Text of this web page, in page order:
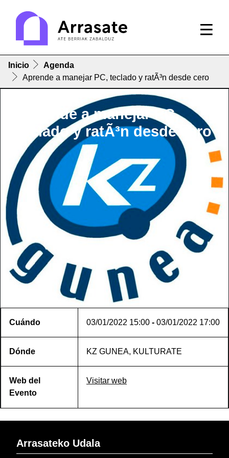
Inicio
Agenda
Aprende a manejar PC, teclado y ratÃ³n desde cero
Aprende a manejar PC,
teclado y ratÃ³n desde cero
Cuándo 03/01/2022 15:00 - 03/01/2022 17:00
Dónde KZ GUNEA, KULTURATE
Web del
Evento
Visitar web
Arrasateko Udala